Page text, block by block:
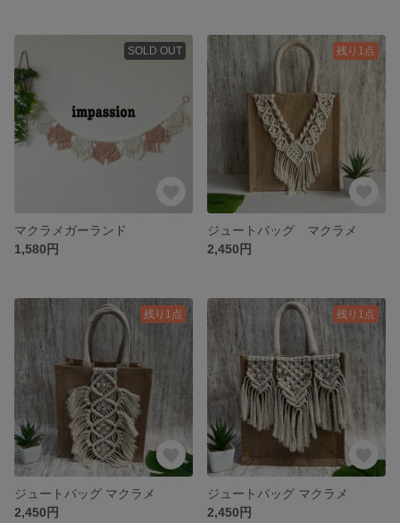
SOLD OUT
マクラメガーランド
1,580円
残り1点
ジュートバッグ マクラメ
2,450円
残り1点
ジュートバッグ マクラメ
2,450円
残り1点
ジュートバッグ マクラメ
2,450円